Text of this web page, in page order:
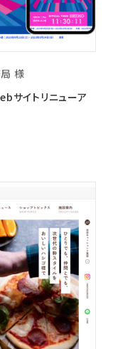
様
サイトリニューア